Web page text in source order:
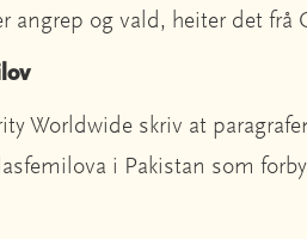
angrep og vald, heiter det frå
Worldwide skriv at
i Pakistan som